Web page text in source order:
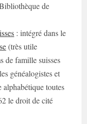
de
: intégré dans le
(très utile
de famille suisses
généalogistes et
toutes
le droit de cité